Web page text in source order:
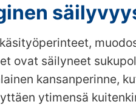
ovat säilyneet
kansanperinne,
ytimensä